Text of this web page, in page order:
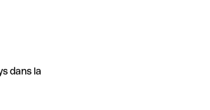
dans la